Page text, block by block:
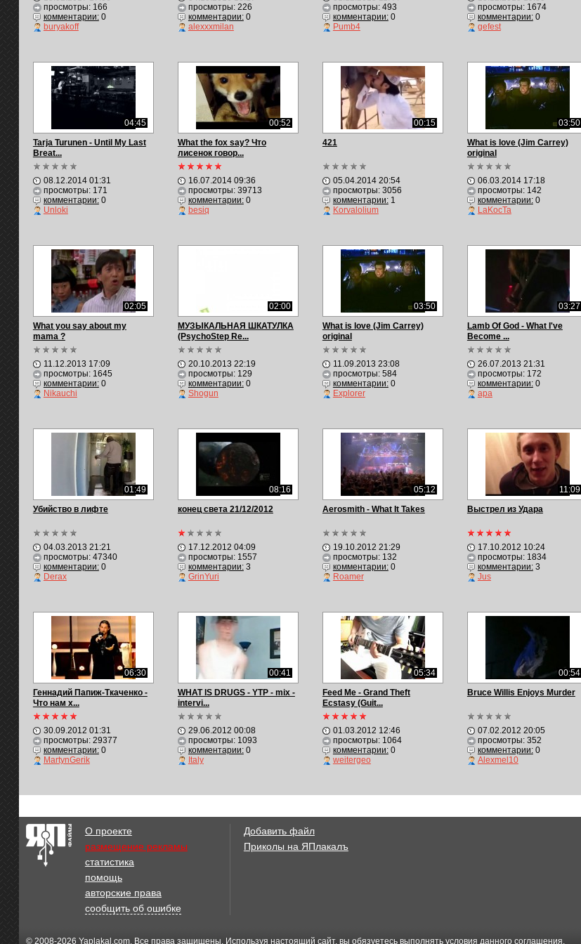
просмотры: 166
комментарии:0
buryakoff
просмотры: 226
комментарии:0
alexxxmilan
просмотры: 493
комментарии:0
Pumb4
просмотры: 1674
комментарии:0
gefest
04:45
Tarja Turunen - Until My Last
Breat...
08.12.2014 01:31
просмотры: 171
комментарии:0
Unloki
00:52
What the fox say? Что
лисенок говор...
16.07.2014 09:36
просмотры: 39713
комментарии:0
besiq
00:15
421
05.04.2014 20:54
просмотры: 3056
комментарии:1
Korvalolium
03:50
What is love (Jim Carrey)
original
06.03.2014 17:18
просмотры: 142
комментарии:0
LaKocTa
02:05
What you say about my
mama ?
11.12.2013 17:09
просмотры: 1645
комментарии:0
Nikauchi
02:00
МУЗЫКАЛЬНАЯ ШКАТУЛКА
(PsychoStep Re...
20.10.2013 22:19
просмотры: 129
комментарии:0
Shogun
03:50
What is love (Jim Carrey)
original
11.09.2013 23:08
просмотры: 584
комментарии:0
Еxplorer
03:27
Lamb Of God - What I've
Become ...
26.07.2013 21:31
просмотры: 172
комментарии:0
apa
01:49
Убийство в лифте
04.03.2013 21:21
просмотры: 47340
комментарии:0
Derax
08:16
конец света 21/12/2012
17.12.2012 04:09
просмотры: 1557
комментарии:3
GrinYuri
05:12
Aerosmith - What It Takes
19.10.2012 21:29
просмотры: 132
комментарии:0
Roamer
11:09
Выстрел из Удара
17.10.2012 10:24
просмотры: 1834
комментарии:3
Jus
06:30
Геннадий Папиж-Ткаченко -
Что нам х...
30.09.2012 01:31
просмотры: 29377
комментарии:0
MartynGerik
00:41
WHAT IS DRUGS - YTP - mix -
intervi...
29.06.2012 00:08
просмотры: 1093
комментарии:0
Italy
05:34
Feed Me - Grand Theft
Ecstasy (Guit...
01.03.2012 12:46
просмотры: 1064
комментарии:0
weitergeo
00:54
Bruce Willis Enjoys Murder
07.02.2012 20:05
просмотры: 352
комментарии:0
Alexmel10
О проекте
размещение рекламы
статистика
помощь
авторские права
сообщить об ошибке
Добавить файл
Приколы на ЯПлакалъ
© 2008-2026 Yaplakal.com. Все права защищены. Используя настоящий сайт, вы обязуетесь выполнять условия данного соглашения.